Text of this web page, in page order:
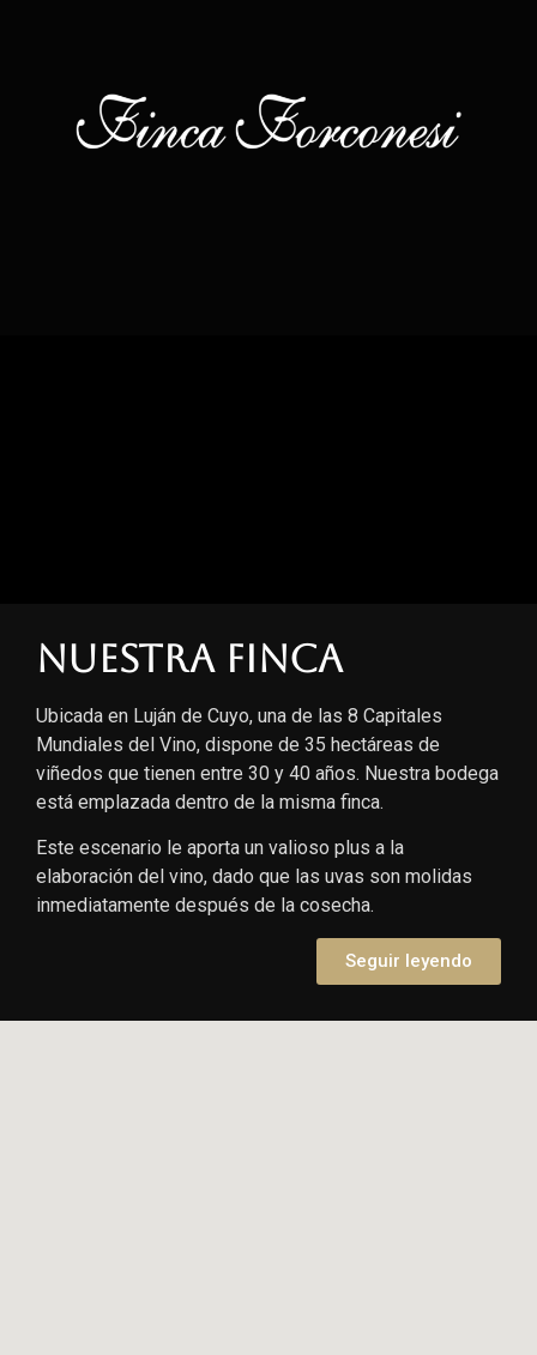
Nuestra finca
Ubicada en Luján de Cuyo, una de las 8 Capitales
Mundiales del Vino, dispone de 35 hectáreas de
viñedos que tienen entre 30 y 40 años. Nuestra bodega
está emplazada dentro de la misma finca.
Este escenario le aporta un valioso plus a la
elaboración del vino, dado que las uvas son molidas
inmediatamente después de la cosecha.
Seguir leyendo